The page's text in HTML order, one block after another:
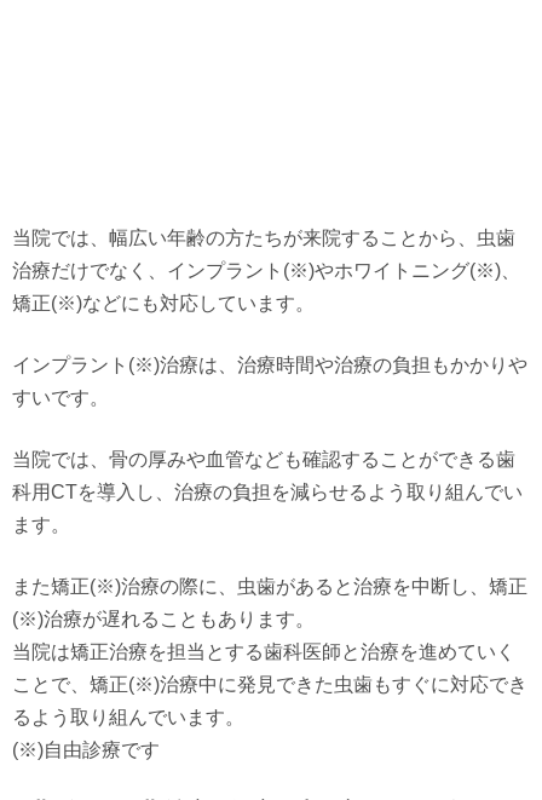
当院では、幅広い年齢の方たちが来院することから、虫歯
治療だけでなく、インプラント(※)やホワイトニング(※)、
矯正(※)などにも対応しています。
インプラント(※)治療は、治療時間や治療の負担もかかりや
すいです。
当院では、骨の厚みや血管なども確認することができる歯
科用CTを導入し、治療の負担を減らせるよう取り組んでい
ます。
また矯正(※)治療の際に、虫歯があると治療を中断し、矯正
(※)治療が遅れることもあります。
当院は矯正治療を担当とする歯科医師と治療を進めていく
ことで、矯正(※)治療中に発見できた虫歯もすぐに対応でき
るよう取り組んでいます。
(※)自由診療です